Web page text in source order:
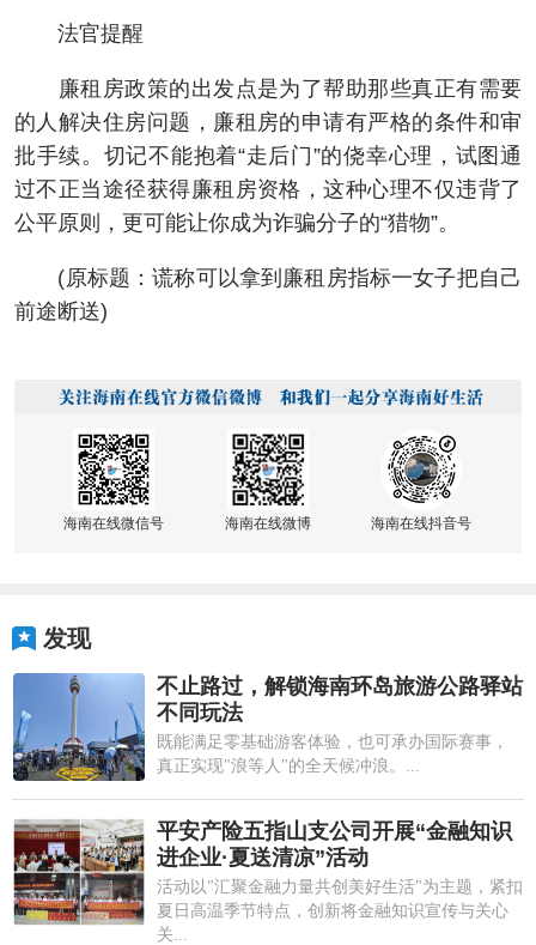
法官提醒
廉租房政策的出发点是为了帮助那些真正有需要
的人解决住房问题，廉租房的申请有严格的条件和审
批手续。切记不能抱着“走后门”的侥幸心理，试图通
过不正当途径获得廉租房资格，这种心理不仅违背了
公平原则，更可能让你成为诈骗分子的“猎物”。
(原标题：谎称可以拿到廉租房指标一女子把自己
前途断送)
海南在线微信号 海南在线微博 海南在线抖音号
发现
不止路过，解锁海南环岛旅游公路驿站
不同玩法
既能满足零基础游客体验，也可承办国际赛事，
真正实现"浪等人"的全天候冲浪。...
平安产险五指山支公司开展“金融知识
进企业·夏送清凉”活动
活动以"汇聚金融力量共创美好生活"为主题，紧扣
夏日高温季节特点，创新将金融知识宣传与关心
关...